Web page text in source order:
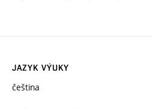
JAZYK VÝUKY
čeština